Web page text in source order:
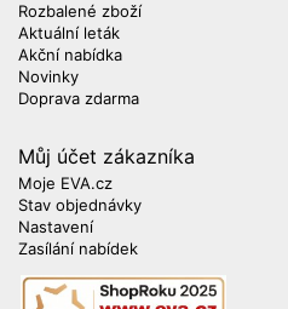
Rozbalené zboží
Aktuální leták
Akční nabídka
Novinky
Doprava zdarma
Můj účet zákazníka
Moje EVA.cz
Stav objednávky
Nastavení
Zasílání nabídek